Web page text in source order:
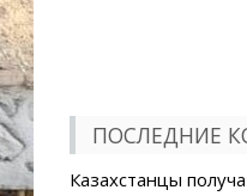
ПОСЛЕДНИЕ
Казахстанцы